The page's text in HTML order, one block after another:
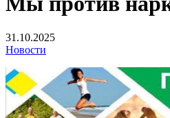
31.10.2025
Новости